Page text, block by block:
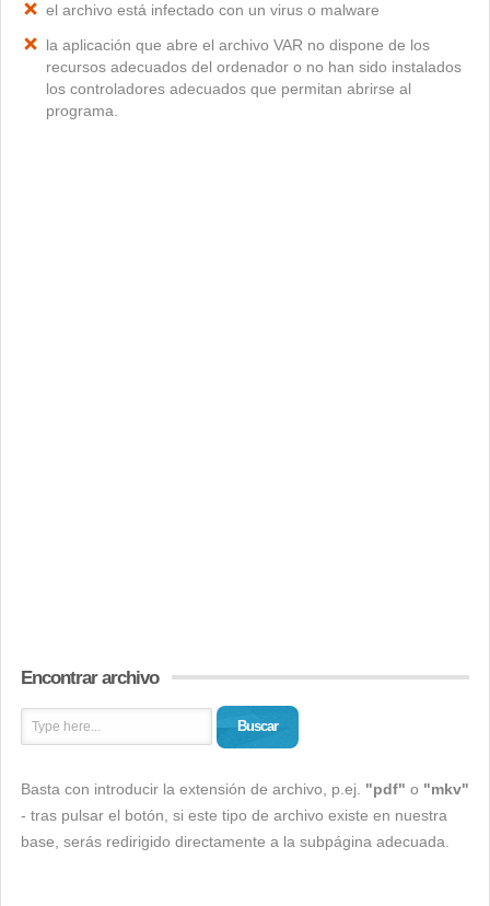
el archivo está infectado con un virus o malware
la aplicación que abre el archivo VAR no dispone de los
recursos adecuados del ordenador o no han sido instalados
los controladores adecuados que permitan abrirse al
programa.
Encontrar archivo
Buscar
Basta con introducir la extensión de archivo, p.ej. "pdf" o "mkv"
- tras pulsar el botón, si este tipo de archivo existe en nuestra
base, serás redirigido directamente a la subpágina adecuada.